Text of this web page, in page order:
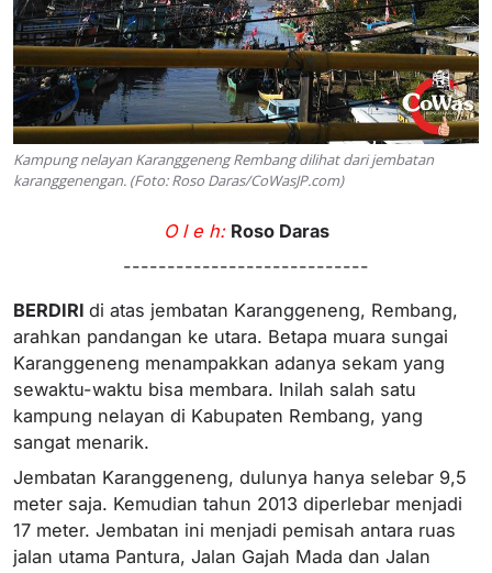
Kampung nelayan Karanggeneng Rembang dilihat dari jembatan
karanggenengan. (Foto: Roso Daras/CoWasJP.com)
O l e h: Roso Daras
----------------------------
BERDIRI di atas jembatan Karanggeneng, Rembang,
arahkan pandangan ke utara. Betapa muara sungai
Karanggeneng menampakkan adanya sekam yang
sewaktu-waktu bisa membara. Inilah salah satu
kampung nelayan di Kabupaten Rembang, yang
sangat menarik.
Jembatan Karanggeneng, dulunya hanya selebar 9,5
meter saja. Kemudian tahun 2013 diperlebar menjadi
17 meter. Jembatan ini menjadi pemisah antara ruas
jalan utama Pantura, Jalan Gajah Mada dan Jalan